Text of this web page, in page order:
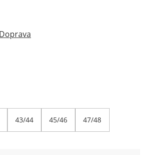
Doprava
43/44 45/46 47/48